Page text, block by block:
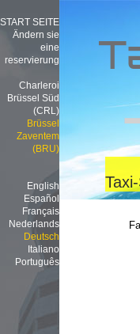
START SEITE
Ändern sie
eine
reservierung
Charleroi
Brüssel Süd
(CRL)
Brüssel
Zaventem
(BRU)
English
Español
Français
Nederlands
Deutsch
Italiano
Português